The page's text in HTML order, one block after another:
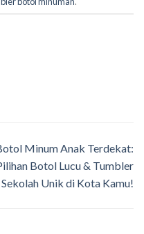
Minum Anak Terdekat:
Botol Lucu & Tumbler
Sekolah Unik di Kota Kamu!